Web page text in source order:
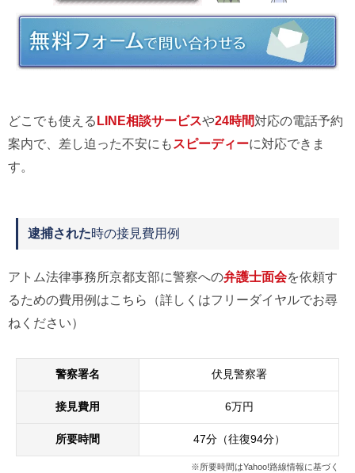
どこでも使えるLINE相談サービスや24時間対応の電話予約
案内で、差し迫った不安にも スピーディーに対応できま
す。
逮捕された時の接見費用例
アトム法律事務所京都支部に警察への弁護士面会を依頼す
るための費用例はこちら（詳しくはフリーダイヤルでお尋
ねください）
警察署名 伏見警察署
接見費用 6万円
所要時間 47分（往復94分）
※所要時間はYahoo!路線情報に基づく